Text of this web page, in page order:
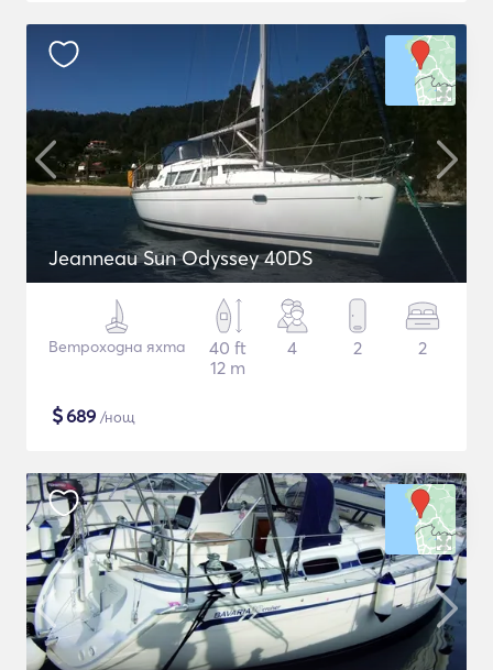
Jeanneau Sun Odyssey 40DS
Ветроходна яхта
40 ft
12 m
4 2 2
$689 /нощ